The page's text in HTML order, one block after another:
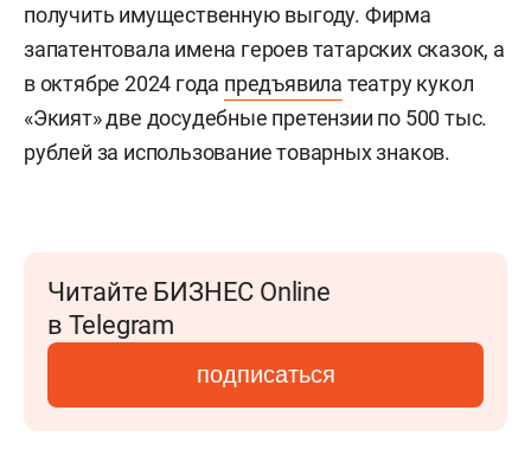
получить имущественную выгоду. Фирма
запатентовала имена героев татарских сказок, а
в октябре 2024 года предъявила театру кукол
«Экият» две досудебные претензии по 500 тыс.
рублей за использование товарных знаков.
Читайте БИЗНЕС Online
в Telegram
подписаться